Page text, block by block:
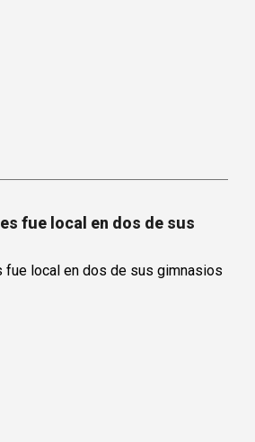
fue local en dos de sus